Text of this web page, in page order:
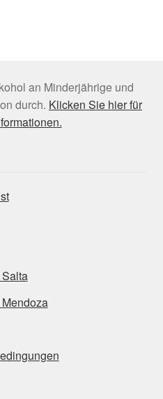
an Minderjährige und
durch. Klicken Sie hier für